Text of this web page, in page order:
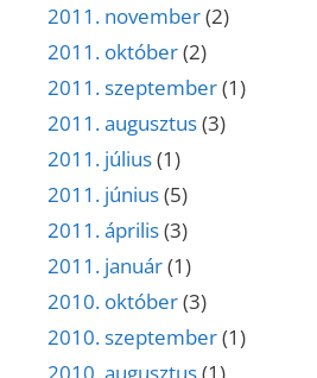
2011. november(2)
2011. október(2)
2011. szeptember(1)
2011. augusztus(3)
2011. július(1)
2011. június(5)
2011. április(3)
2011. január(1)
2010. október(3)
2010. szeptember(1)
2010. augusztus(1)